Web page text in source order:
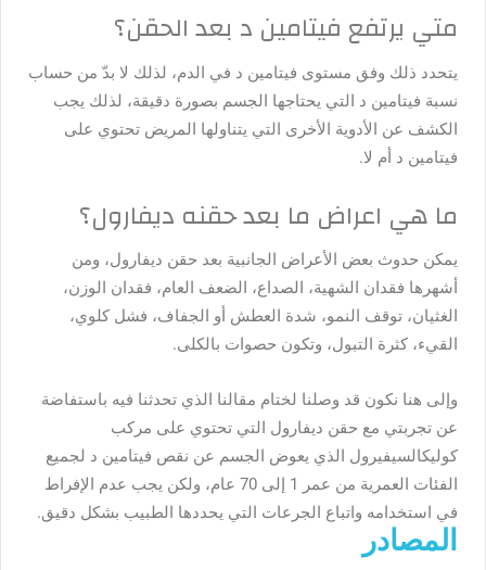
متي يرتفع فيتامين د بعد الحقن؟
يتحدد ذلك وفق مستوى فيتامين د في الدم، لذلك لا بدّ من حساب
نسبة فيتامين د التي يحتاجها الجسم بصورة دقيقة، لذلك يجب
الكشف عن الأدوية الأخرى التي يتناولها المريض تحتوي على
فيتامين د أم لا.
ما هي اعراض ما بعد حقنه ديفارول؟
يمكن حدوث بعض الأعراض الجانبية بعد حقن ديفارول، ومن
أشهرها فقدان الشهية، الصداع، الضعف العام، فقدان الوزن،
الغثيان، توقف النمو، شدة العطش أو الجفاف، فشل كلوي،
القيء، كثرة التبول، وتكون حصوات بالكلى.
وإلى هنا نكون قد وصلنا لختام مقالنا الذي تحدثنا فيه باستفاضة
عن تجربتي مع حقن ديفارول التي تحتوي على مركب
كوليكالسيفيرول الذي يعوض الجسم عن نقص فيتامين د لجميع
الفئات العمرية من عمر 1 إلى 70 عام، ولكن يجب عدم الإفراط
في استخدامه واتباع الجرعات التي يحددها الطبيب بشكل دقيق.
المصادر